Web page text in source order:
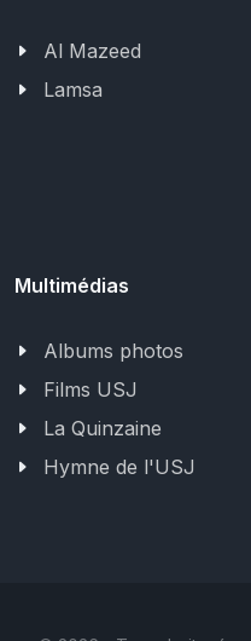
Al Mazeed
Lamsa
Multimédias
Albums photos
Films USJ
La Quinzaine
Hymne de l'USJ